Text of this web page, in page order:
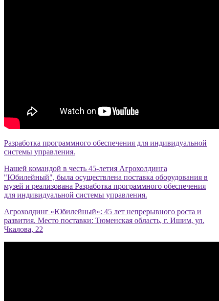
Разработка программного обеспечения для индивидуальной
системы управления.
Нашей командой в честь 45-летия Агрохолдинга
"Юбилейный", была осуществлена поставка оборудования в
музей и реализована Разработка программного обеспечения
для индивидуальной системы управления.
Агрохолдинг «Юбилейный»: 45 лет непрерывного роста и
развития. Место поставки: Тюменская область, г. Ишим, ул.
Чкалова, 22